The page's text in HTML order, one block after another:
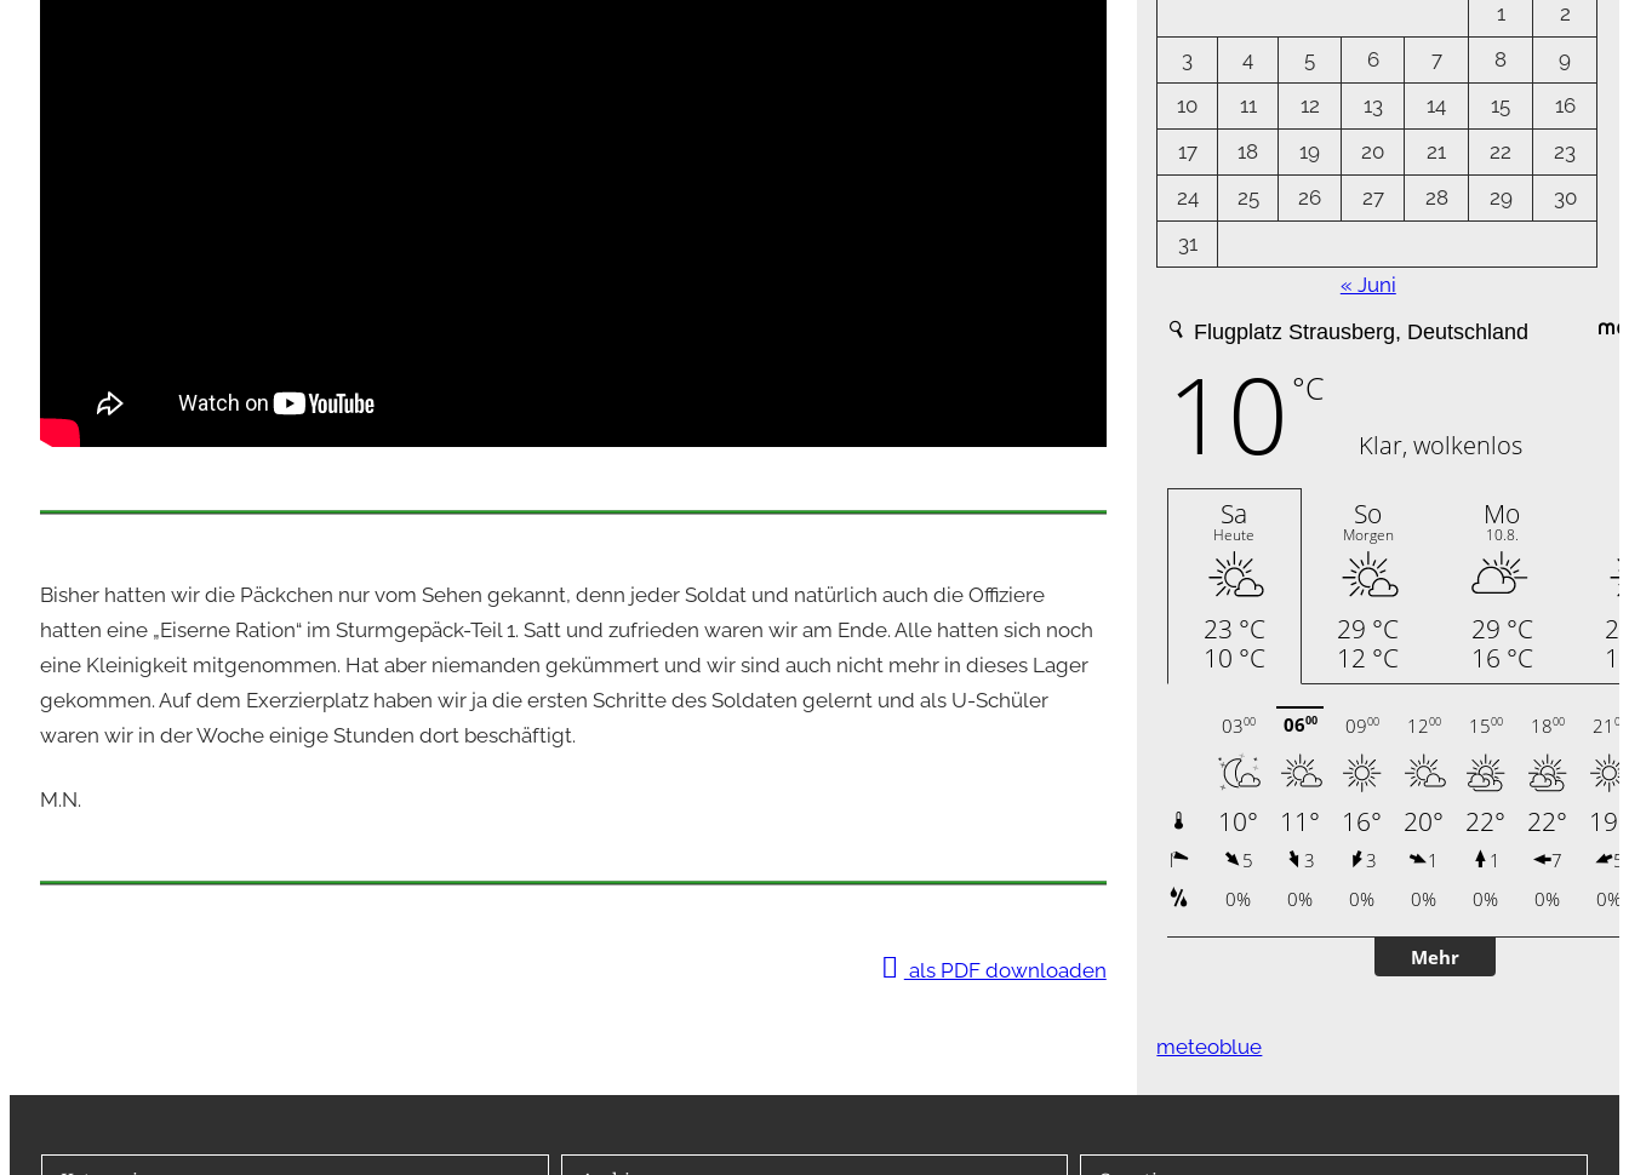
Bisher hatten wir die Päckchen nur vom Sehen gekannt, denn jeder Soldat und natürlich auch die Offiziere
hatten eine „Eiserne Ration“ im Sturmgepäck-Teil 1. Satt und zufrieden waren wir am Ende. Alle hatten sich noch
eine Kleinigkeit mitgenommen. Hat aber niemanden gekümmert und wir sind auch nicht mehr in dieses Lager
gekommen. Auf dem Exerzierplatz haben wir ja die ersten Schritte des Soldaten gelernt und als U-Schüler
waren wir in der Woche einige Stunden dort beschäftigt.
M.N.
als PDF downloaden
1
2
3
4 5 6 7 8
9
10
11 12 13 14 15
16
17
18 19 20 21 22
23
24
25 26 27 28 29
30
31
« Juni
meteoblue